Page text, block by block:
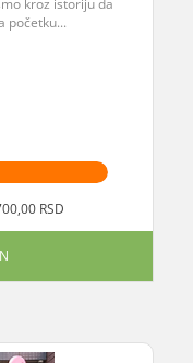
kroz istoriju da
početku...
RSD